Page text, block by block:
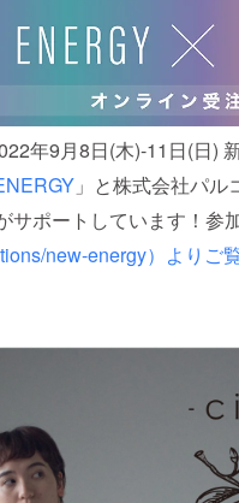
年9月8日(木)-11日(日)
」と株式会社パ
サポートしています！参
new-energy）よりご